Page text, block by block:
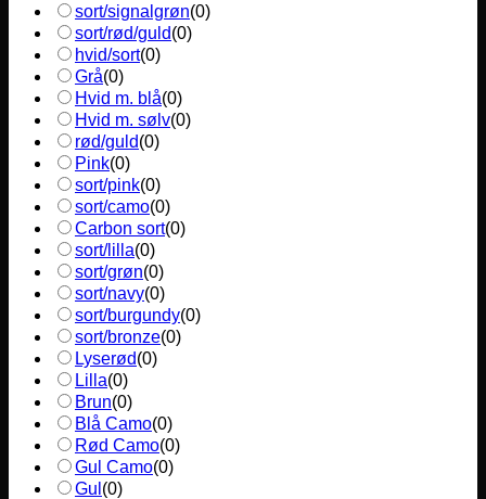
sort/signalgrøn(0)
sort/rød/guld(0)
hvid/sort(0)
Grå(0)
Hvid m. blå(0)
Hvid m. sølv(0)
rød/guld(0)
Pink(0)
sort/pink(0)
sort/camo(0)
Carbon sort(0)
sort/lilla(0)
sort/grøn(0)
sort/navy(0)
sort/burgundy(0)
sort/bronze(0)
Lyserød(0)
Lilla(0)
Brun(0)
Blå Camo(0)
Rød Camo(0)
Gul Camo(0)
Gul (0)